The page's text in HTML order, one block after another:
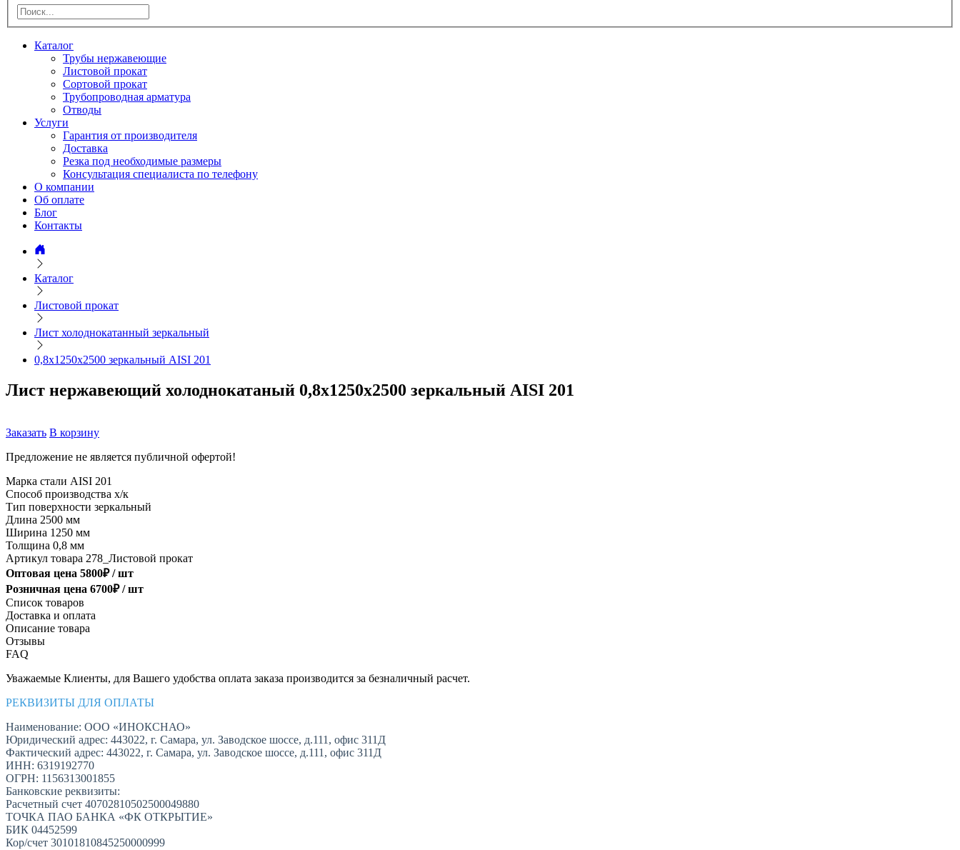
Каталог
Трубы нержавеющие
Листовой прокат
Сортовой прокат
Трубопроводная арматура
Отводы
Услуги
Гарантия от производителя
Доставка
Резка под необходимые размеры
Консультация специалиста по телефону
О компании
Об оплате
Блог
Контакты
Каталог
Листовой прокат
Лист холоднокатанный зеркальный
0,8х1250х2500 зеркальный AISI 201
Лист нержавеющий холоднокатаный 0,8х1250х2500 зеркальный AISI 201
Заказать В корзину
Предложение не является публичной офертой!
Марка стали AISI 201
Способ производства х/к
Тип поверхности зеркальный
Длина 2500 мм
Ширина 1250 мм
Толщина 0,8 мм
Артикул товара 278_Листовой прокат
Оптовая цена 5800₽ /шт
Розничная цена 6700₽ /шт
Список товаров
Доставка и оплата
Описание товара
Отзывы
FAQ
Уважаемые Клиенты, для Вашего удобства оплата заказа производится за безналичный расчет.
РЕКВИЗИТЫ ДЛЯ ОПЛАТЫ
Наименование: ООО «ИНОКСНАО»
Юридический адрес: 443022, г. Самара, ул. Заводское шоссе, д.111, офис 311Д
Фактический адрес: 443022, г. Самара, ул. Заводское шоссе, д.111, офис 311Д
ИНН: 6319192770
ОГРН: 1156313001855
Банковские реквизиты:
Расчетный счет 40702810502500049880
ТОЧКА ПАО БАНКА «ФК ОТКРЫТИЕ»
БИК 04452599
Кор/счет 30101810845250000999